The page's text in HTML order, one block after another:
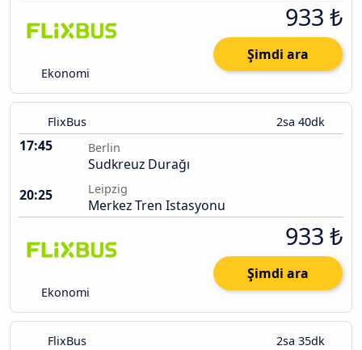
Ekonomi
933 ₺
Şimdi ara
FlixBus 2sa 40dk
17:45 Berlin
Sudkreuz Durağı
20:25
Leipzig
Merkez Tren Istasyonu
Ekonomi
933 ₺
Şimdi ara
FlixBus 2sa 35dk